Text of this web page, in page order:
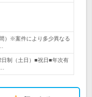
）※案件により多少異なる
制（土日）■祝日■年次有